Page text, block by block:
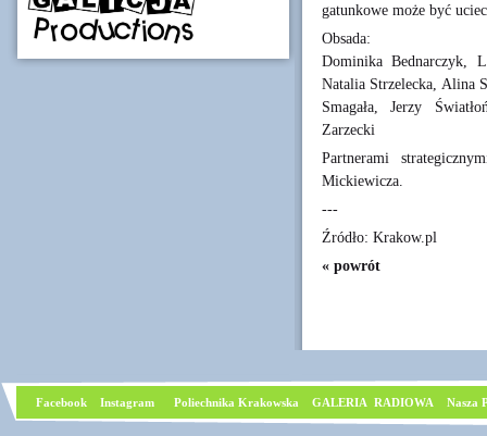
gatunkowe może być
Obsada:
Dominika Bednarczyk,
Natalia Strzelecka, Alina
Smagała, Jerzy
Zarzecki
Partnerami
Mickiewicza.
---
Źródło: Krakow.pl
« powrót
Facebook Instagram Poliechnika Krakowska GALERIA RADIOWA Nasza